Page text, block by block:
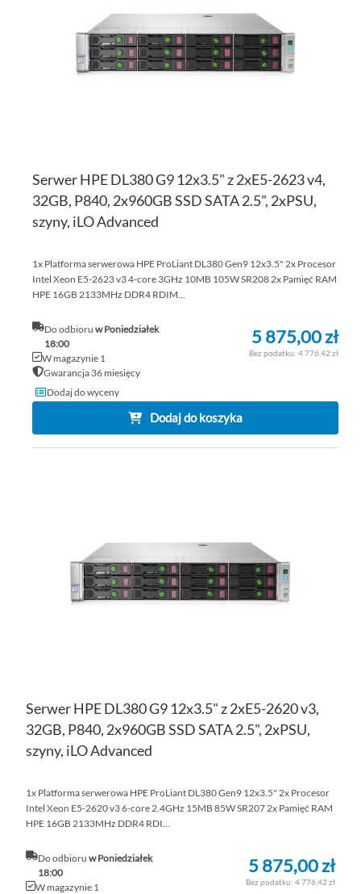
Serwer HPE DL380 G9 12x3.5" z 2xE5-2623 v4,
32GB, P840, 2x960GB SSD SATA 2.5", 2xPSU,
szyny, iLO Advanced
1x Platforma serwerowa HPE ProLiant DL380 Gen9 12x3.5" 2x Procesor
Intel Xeon E5-2623 v3 4-core 3GHz 10MB 105W SR208 2x Pamięć RAM
HPE 16GB 2133MHz DDR4 RDIM...
Do odbioruw Poniedziałek
18:00
W magazynie 1
Gwarancja 36 miesięcy
5 875,00 zł
4 776,42 zł
Dodaj do wyceny
Dodaj do koszyka
Serwer HPE DL380 G9 12x3.5" z 2xE5-2620 v3,
32GB, P840, 2x960GB SSD SATA 2.5", 2xPSU,
szyny, iLO Advanced
1x Platforma serwerowa HPE ProLiant DL380 Gen9 12x3.5" 2x Procesor
Intel Xeon E5-2620 v3 6-core 2.4GHz 15MB 85W SR207 2x Pamięć RAM
HPE 16GB 2133MHz DDR4 RDI...
Do odbioru w Poniedziałek
18:00
W magazynie 1
5 875,00 zł
4 776,42 zł